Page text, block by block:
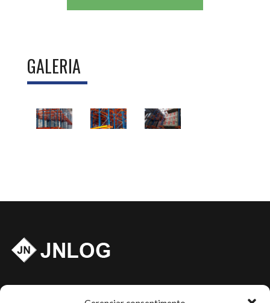
GALERIA
AJNLOGfoi criada mediante a carência de atendimento e
profissionalismo no mercado de venda e compra de equipamento